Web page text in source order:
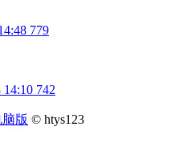
779
14:10 742
脑版 © htys123